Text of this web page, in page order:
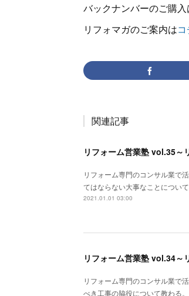
バックナンバーのご購入
リフォマガのご案内は
関連記事
リフォーム専門のコンサル業で
てはならない大事なことについて
2021.01.01 03:00
リフォーム営業塾 vol.34～
リフォーム専門のコンサル業で
べき工事の脇役について教わる。